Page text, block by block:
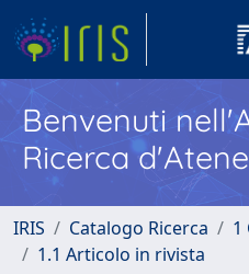
Benvenuti
Ricerca
IRIS Catalogo Ricerca
1
1.1 Articolo in rivista